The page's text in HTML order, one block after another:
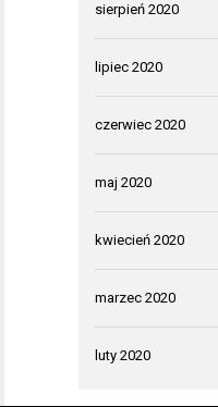
sierpień 2020
lipiec 2020
czerwiec 2020
maj 2020
kwiecień 2020
marzec 2020
luty 2020